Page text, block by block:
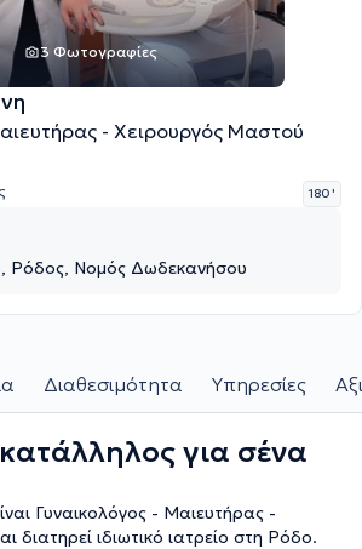
3 Φωτογραφίες
- Χειρουργός Μαστού
180 '
Ρόδος, Νομός Δωδεκανήσου
Διαθεσιμότητα Υπηρεσίες
κατάλληλος για σένα
Γυναικολόγος - Μαιευτήρας -
διατηρεί ιδιωτικό ιατρείο στη Ρόδο.